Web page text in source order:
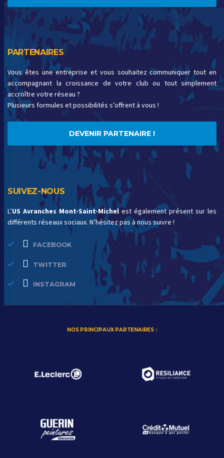
PARTENAIRES
Vous êtes une entreprise et vous souhaitez communiquer tout en
accompagnant la croissance de votre club ou tout simplement
accroître votre réseau ?
Plusieurs formules et possibilités s’offrent à vous !
DEVENIR PARTENAIRE !
SUIVEZ-NOUS
L’US Avranches Mont-Saint-Michel est également présent sur les
différents réseaux sociaux. N’hésitez pas à nous suivre !
FACEBOOK
TWITTER
INSTAGRAM
NOS PRINCIPAUX PARTENAIRES :